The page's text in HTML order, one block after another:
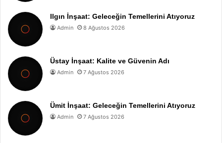
Ilgın İnşaat: Geleceğin Temellerini Atıyoruz
Admin 8 Ağustos 2026
Üstay İnşaat: Kalite ve Güvenin Adı
Admin 7 Ağustos 2026
Ümit İnşaat: Geleceğin Temellerini Atıyoruz
Admin 7 Ağustos 2026